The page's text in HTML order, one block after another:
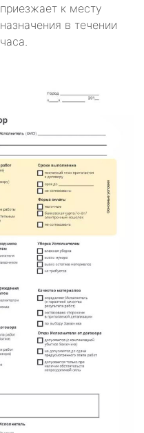
приезжает к месту
назначения в течении
часа.